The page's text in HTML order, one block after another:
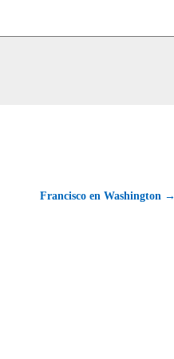
Francisco en Washington →